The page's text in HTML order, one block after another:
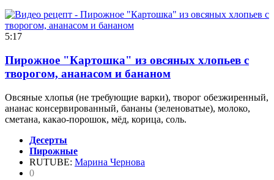
5:17
Пирожное "Картошка" из овсяных хлопьев с
творогом, ананасом и бананом
Овсяные хлопья (не требующие варки), творог обезжиренный,
ананас консервированный, бананы (зеленоватые), молоко,
сметана, какао-порошок, мёд, корица, соль.
Десерты
Пирожные
RUTUBE: Марина Чернова
0